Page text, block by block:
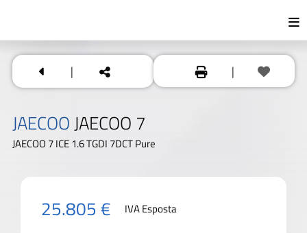
| |
JAECOOJAECOO 7
JAECOO 7 ICE 1.6 TGDI 7DCT Pure
25.805 € IVA Esposta